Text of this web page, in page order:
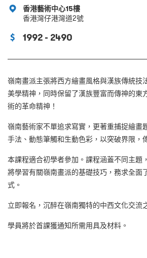
香港藝術中心15樓
香港灣仔港灣道2號
1992 - 2490
嶺南畫派主張將西方繪畫風格與漢族傳統技
美學精神，同時保留了漢族豐富而傳神的東
術的革命精神！
嶺南藝術家不單追求寫實，更著重捕捉繪畫
手法、動態筆觸和生動色彩，以突破界限，
本課程適合初學者參加。課程涵蓋不同主題
將學習有關嶺南畫派的基礎技巧，務求全面
式。
立即報名，沉醉在嶺南獨特的中西文化交流
學員將於首課獲通知所需用具及材料。